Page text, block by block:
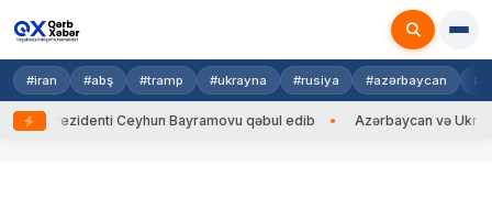
#iran #abş #tramp #ukrayna #rusiya #azərbaycan
Ceyhun Bayramovu qəbul edib Azərbaycan və Ukrayna XİN